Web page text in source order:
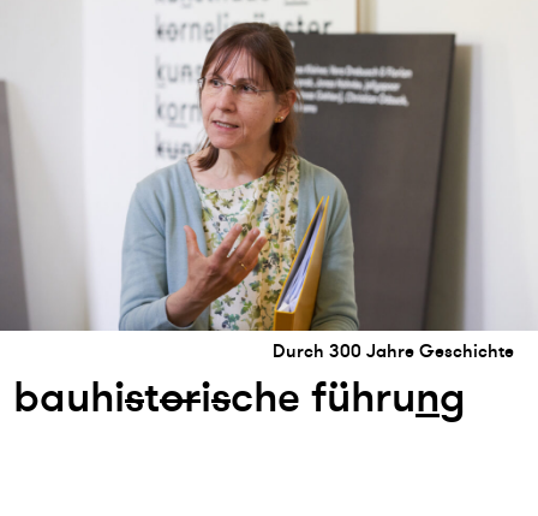
Durch 300 Jahre Geschichte
bauhistorische führung